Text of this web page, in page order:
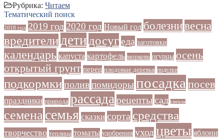
Рубрика: Читаем
Тематический поиск
2018 год 2019 год 2020 год Новый год болезнивесна
вредители дети досугеда заготовки
календарь капуста картофель морковь огурцы осень
открытый грунт перец плодовые деревья поделки
подкормкиполивпомидоры посадка посев
праздники природа рассада рецептысад свекла
семена семья сказки сорта средства
творчество теплица томаты удобрения уходцветы яблони